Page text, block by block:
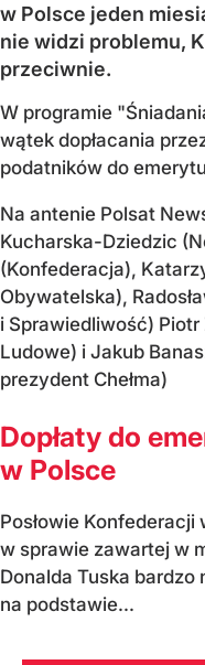
w Polsce jeden
nie widzi problemu,
przeciwnie.
W programie
wątek dopłacania
podatników do
Na antenie Polsat
Kucharska-Dziedzic
(Konfederacja),
Obywatelska),
i Sprawiedliwość)
Ludowe) i Jakub
prezydent Chełma)
Dopłaty do
w Polsce
Posłowie
w sprawie zawartej w
Donalda Tuska
na podstawie...